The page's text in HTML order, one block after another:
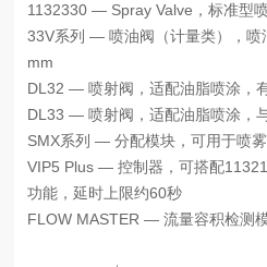
1132330 — Spray Valve，标准型
33V系列 — 喷油阀（计量类），喷
mm
DL32 — 喷射阀，适配油脂喷涂，
DL33 — 喷射阀，适配油脂喷涂，
SMX系列 — 分配模块，可用于喷
VIP5 Plus — 控制器，可搭配
功能，延时上限约60秒
FLOW MASTER — 流量容积检测